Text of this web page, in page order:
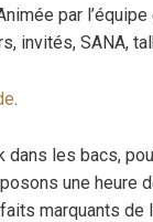
par l’équipe
invités, SANA,
.
dans les bacs,
une heure
marquants de